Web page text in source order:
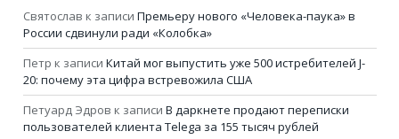
Святослав к записи Премьеру нового «Человека-паука» в
России сдвинули ради «Колобка»
Петр к записи Китай мог выпустить уже 500 истребителей J-
20: почему эта цифра встревожила США
Петуард Эдров к записи В даркнете продают переписки
пользователей клиента Telega за 155 тысяч рублей